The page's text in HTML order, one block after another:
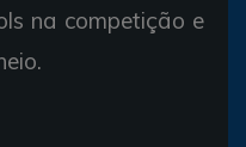
na competição e